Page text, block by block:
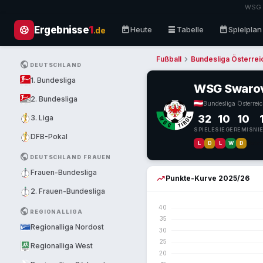
sports_soccer Ergebnisse1.de todayHeute table_rows Tabelle calendar_monthSpielplan
PUBLIC DEUTSCHLAND
1. Bundesliga
2. Bundesliga
3. Liga
DFB-Pokal
PUBLIC DEUTSCHLAND FRAUEN
Frauen-Bundesliga
2. Frauen-Bundesliga
PUBLIC REGIONALLIGA
Regionalliga Nordost
Regionalliga West
Fußball chevron_right Bundesliga
WSG
Bundesliga
32
SPIELE
10
SIEGE
10
REMIS
L D L W D
trending_upPunkte-Kurve 2025/26